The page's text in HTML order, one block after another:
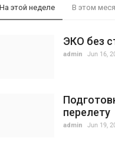
этой неделе В этом
ЭКО без
admin Jun 16,
перелету
admin Jun 19,